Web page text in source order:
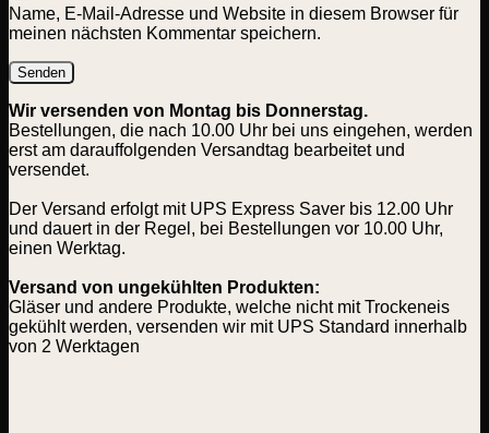
Name, E-Mail-Adresse und Website in diesem Browser für
meinen nächsten Kommentar speichern.
Wir versenden von Montag bis Donnerstag.
Bestellungen, die nach 10.00 Uhr bei uns eingehen, werden
erst am darauffolgenden Versandtag bearbeitet und
versendet.
Der Versand erfolgt mit UPS Express Saver bis 12.00 Uhr
und dauert in der Regel, bei Bestellungen vor 10.00 Uhr,
einen Werktag.
Versand von ungekühlten Produkten:
Gläser und andere Produkte, welche nicht mit Trockeneis
gekühlt werden, versenden wir mit UPS Standard innerhalb
von 2 Werktagen